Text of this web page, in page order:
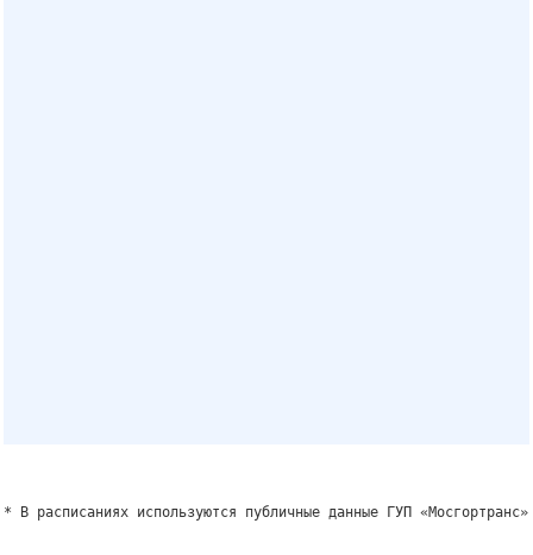
* В расписаниях используются публичные данные ГУП «Мосгортранс»